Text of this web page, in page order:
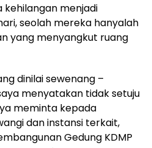
kehilangan menjadi
seolah mereka hanyalah
yang menyangkut ruang
dinilai sewenang –
menyatakan tidak setuju
meminta kepada
dan instansi terkait,
Gedung KDMP